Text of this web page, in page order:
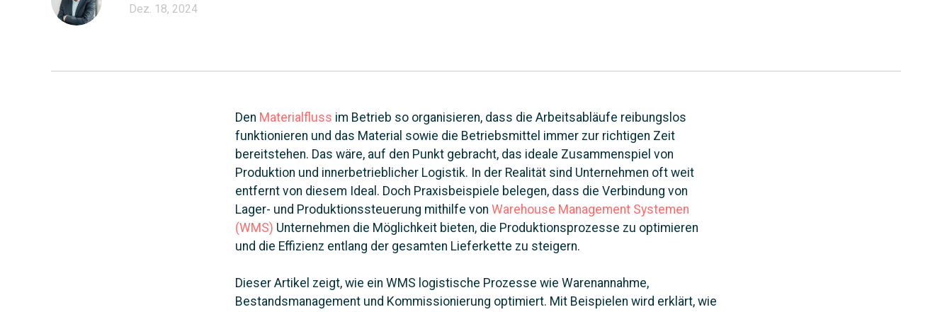
Dez. 18, 2024
Den Materialfluss im Betrieb so organisieren, dass die Arbeitsabläufe reibungslos
funktionieren und das Material sowie die Betriebsmittel immer zur richtigen Zeit
bereitstehen. Das wäre, auf den Punkt gebracht, das ideale Zusammenspiel von
Produktion und innerbetrieblicher Logistik. In der Realität sind Unternehmen oft weit
entfernt von diesem Ideal. Doch Praxisbeispiele belegen, dass die Verbindung von
Lager- und Produktionssteuerung mithilfe von Warehouse Management Systemen
(WMS) Unternehmen die Möglichkeit bieten, die Produktionsprozesse zu optimieren
und die Effizienz entlang der gesamten Lieferkette zu steigern.
Dieser Artikel zeigt, wie ein WMS logistische Prozesse wie Warenannahme,
Bestandsmanagement und Kommissionierung optimiert. Mit Beispielen wird erklärt, wie